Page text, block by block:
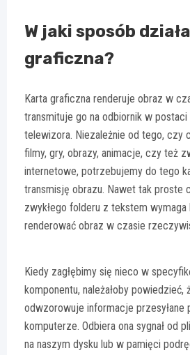
W jaki sposób
graficzna?
Karta graficzna renderuje obraz w
transmituje go na odbiornik w postaci
telewizora. Niezależnie od tego, czy
filmy, gry, obrazy, animacje, czy też
internetowe, potrzebujemy do tego
transmisję obrazu. Nawet tak proste
zwykłego folderu z tekstem
renderować obraz w czasie
Kiedy zagłębimy się nieco w
komponentu, należałoby powiedzieć,
odwzorowuje informacje przesyłane
komputerze. Odbiera ona sygnał od
na naszym dysku lub w pamięci